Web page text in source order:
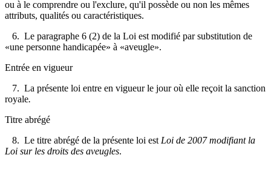
ou à le comprendre ou l'exclure, qu'il possède ou non les mêmes
attributs, qualités ou caractéristiques.
6. Le paragraphe 6 (2) de la Loi est modifié par substitution de
«une personne handicapée» à «aveugle».
Entrée en vigueur
7. La présente loi entre en vigueur le jour où elle reçoit la sanction
royale.
Titre abrégé
8. Le titre abrégé de la présente loi est Loi de 2007 modifiant la
Loi sur les droits des aveugles.